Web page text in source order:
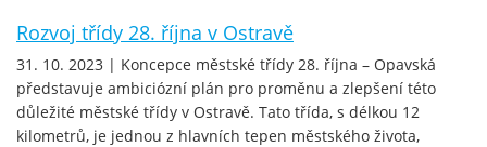
Rozvoj třídy 28. října v Ostravě
31. 10. 2023 | Koncepce městské třídy 28. října – Opavská
představuje ambiciózní plán pro proměnu a zlepšení této
důležité městské třídy v Ostravě. Tato třída, s délkou 12
kilometrů, je jednou z hlavních tepen městského života,